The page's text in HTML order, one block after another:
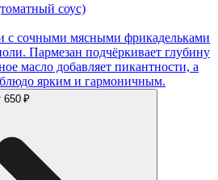
соус)
с сочными мясными фрикадельками
Пармезан подчёркивает глубину
масло добавляет пикантности, а
ярким и гармоничным.
650 ₽